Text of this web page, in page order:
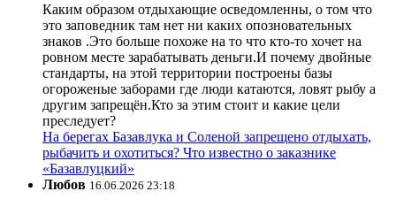
Каким образом отдыхающие осведомленны, о том что
это заповедник там нет ни каких опозновательных
знаков .Это больше похоже на то что кто-то хочет на
ровном месте зарабатывать деньги.И почему двойные
стандарты, на этой территории построены базы
огороженые заборами где люди катаются, ловят рыбу а
другим запрещён.Кто за этим стоит и какие цели
преследует?
На берегах Базавлука и Соленой запрещено отдыхать,
рыбачить и охотиться? Что известно о заказнике
«Базавлуцкий»
Любов 16.06.2026 23:18